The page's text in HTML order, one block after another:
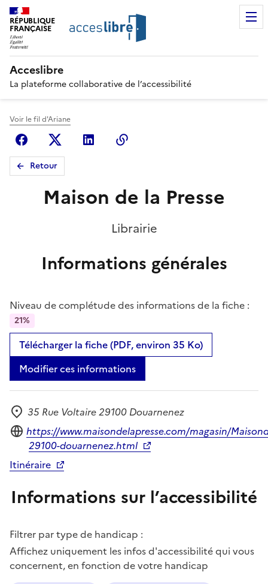
RÉPUBLIQUE
FRANÇAISE
Acceslibre
La plateforme collaborative de l’accessibilité
Voir le fil d'Ariane
FacebookX (anciennement Twitter)
Linkedin
Retour
Maison de la Presse
Librairie
Informations générales
Niveau de complétude des informations de la fiche :
21%
Télécharger la fiche (PDF, environ 35 Ko)
Modifier ces informations
Adresse
35 Rue Voltaire 29100 Douarnenez
Site internet
https://www.maisondelapresse.com/magasin/
29100-douarnenez.html
Itinéraire
Informations sur l’accessibilité
Filtrer par type de handicap :
Affichez uniquement les infos d'accessibilité qui vous
concernent, en fonction de votre handicap